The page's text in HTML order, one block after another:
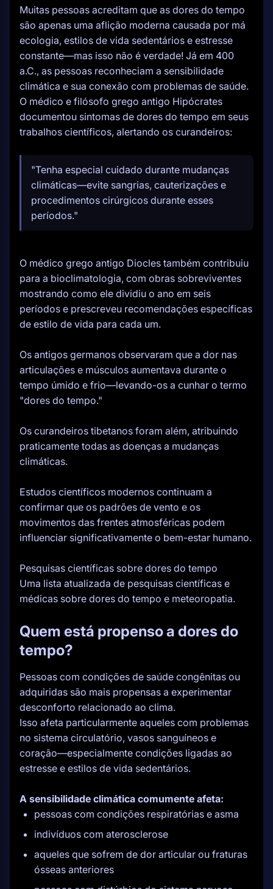
Muitas pessoas acreditam que as dores do tempo
são apenas uma aflição moderna causada por má
ecologia, estilos de vida sedentários e estresse
constante—mas isso não é verdade! Já em 400
a.C., as pessoas reconheciam a sensibilidade
climática e sua conexão com problemas de saúde.
O médico e filósofo grego antigo Hipócrates
documentou sintomas de dores do tempo em seus
trabalhos científicos, alertando os curandeiros:
"Tenha especial cuidado durante mudanças
climáticas—evite sangrias, cauterizações e
procedimentos cirúrgicos durante esses
períodos."
O médico grego antigo Diocles também contribuiu
para a bioclimatologia, com obras sobreviventes
mostrando como ele dividiu o ano em seis
períodos e prescreveu recomendações específicas
de estilo de vida para cada um.
Os antigos germanos observaram que a dor nas
articulações e músculos aumentava durante o
tempo úmido e frio—levando-os a cunhar o termo
"dores do tempo."
Os curandeiros tibetanos foram além, atribuindo
praticamente todas as doenças a mudanças
climáticas.
Estudos científicos modernos continuam a
confirmar que os padrões de vento e os
movimentos das frentes atmosféricas podem
influenciar significativamente o bem-estar humano.
Pesquisas científicas sobre dores do tempo
Uma lista atualizada de pesquisas científicas e
médicas sobre dores do tempo e meteoropatia.
Quem está propenso a dores do
tempo?
Pessoas com condições de saúde congênitas ou
adquiridas são mais propensas a experimentar
desconforto relacionado ao clima.
Isso afeta particularmente aqueles com problemas
no sistema circulatório, vasos sanguíneos e
coração—especialmente condições ligadas ao
estresse e estilos de vida sedentários.
A sensibilidade climática comumente afeta:
pessoas com condições respiratórias e asma
indivíduos com aterosclerose
aqueles que sofrem de dor articular ou fraturas
ósseas anteriores